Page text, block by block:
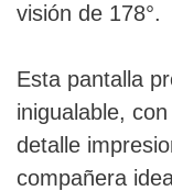
visión de 178°.
Esta pantalla
inigualable,
detalle
compañera